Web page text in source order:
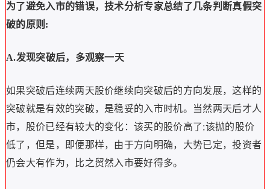
为了避免入市的错误，技术分析专家总结了几条判断真假突
破的原则:
A.发现突破后，多观察一天
如果突破后连续两天股价继续向突破后的方向发展，这样的
突破就是有效的突破，是稳妥的入市时机。当然两天后才人
市，股价已经有较大的变化：该买的股价高了;该抛的股价
低了，但是，即便那样，由于方向明确，大势已定，投资者
仍会大有作为，比之贸然入市要好得多。